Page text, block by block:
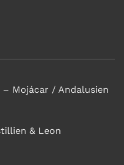
Mojácar / Andalusien
& Leon